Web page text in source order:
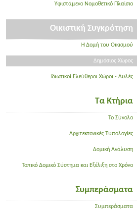
Υφιστάμενο Νομοθετικό Πλαίσιο
Οικιστική Συγκρότηση
Η Δομή του Οικισμού
Δημόσιος Χώρος
Ιδιωτικοί Ελεύθεροι Χώροι - Αυλές
Τα Κτήρια
Το Σύνολο
Αρχιτεκτονικές Τυπολογίες
Δομική Ανάλυση
Τοπικό Δομικό Σύστημα και Εξέλιξη στο Χρόνο
Συμπεράσματα
Συμπεράσματα